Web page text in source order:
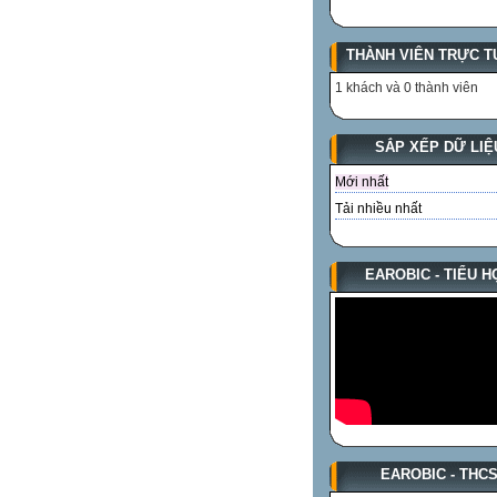
THÀNH VIÊN TRỰC
1 khách và 0 thành viên
SẮP XẾP DỮ
Mới nhất
Tải nhiều nhất
EAROBIC - TIỂU
EAROBIC - THCS